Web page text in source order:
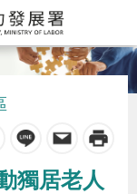
獨居老人